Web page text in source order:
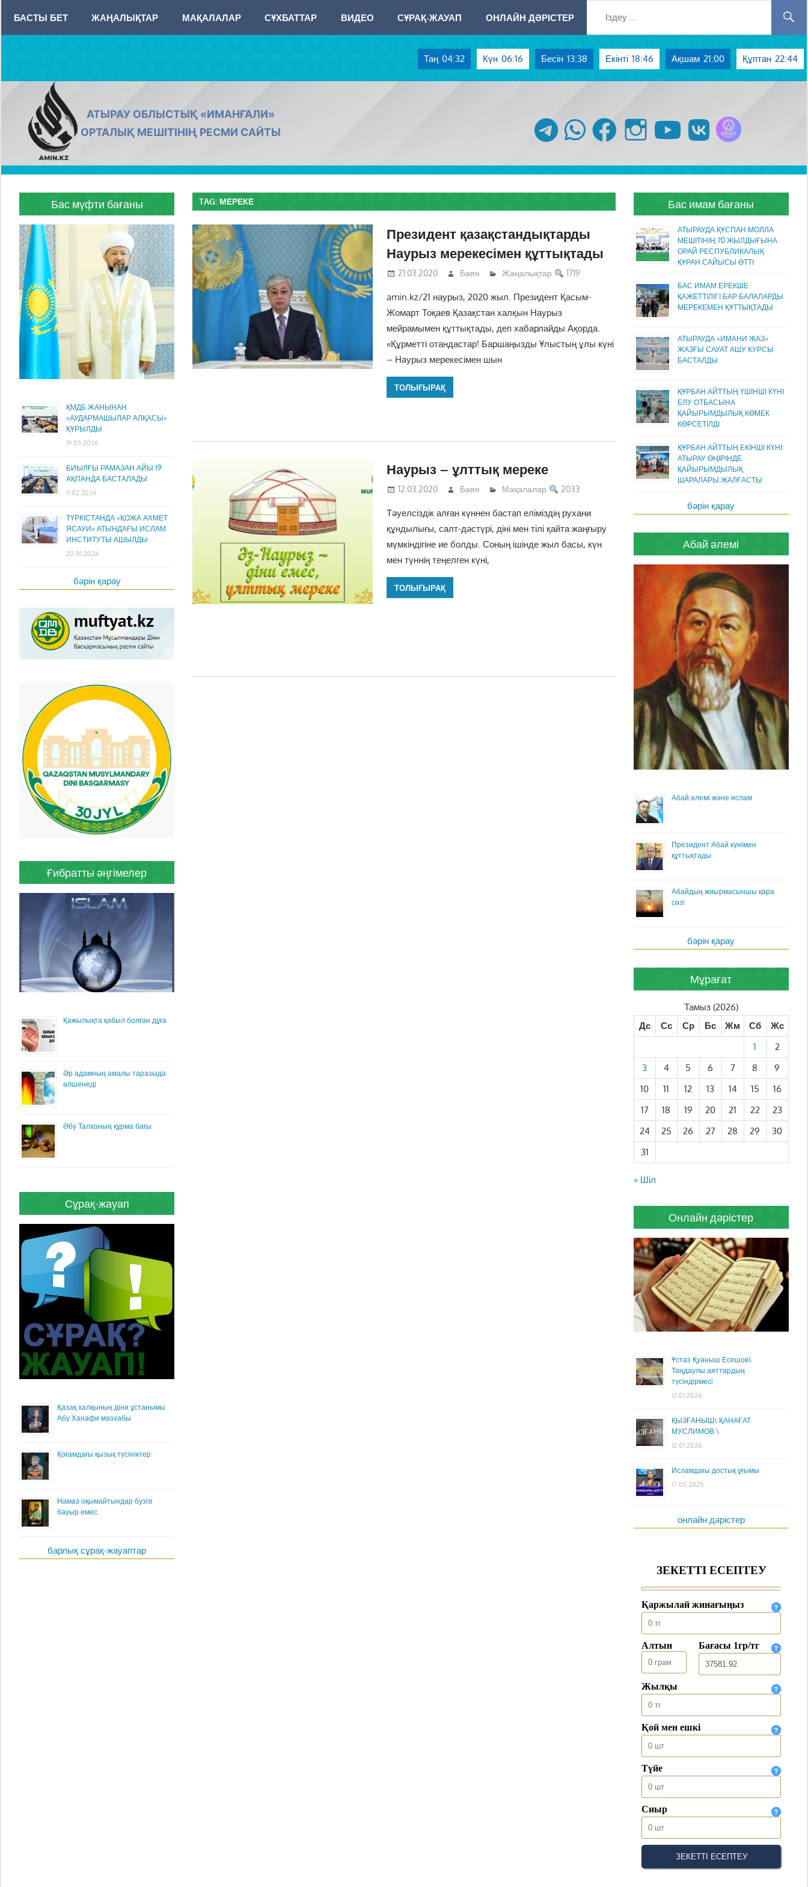
content
БАСТЫ БЕТ ЖАҢАЛЫҚТАР МАҚАЛАЛАР СҰХБАТТАР ВИДЕО СҰРАҚ-ЖАУАП ОНЛАЙН ДӘРІСТЕР
Таң 04:32 Күн 06:16 Бесін 13:38 Екінті 18:46 Ақшам 21:00 Құптан 22:44
AMIN.KZ
АТЫРАУ ОБЛЫСТЫҚ «ИМАНҒАЛИ»
ОРТАЛЫҚ МЕШІТІНІҢ РЕСМИ САЙТЫ
telegram whatsapp facebook instagram youtubevk
TAG: МЕРЕКЕ
Президент қазақстандықтарды
Наурыз мерекесімен құттықтады
21.03.2020 Баян Жаңалықтар 1719
amin.kz/21 наурыз, 2020 жыл. Президент Қасым-
Жомарт Тоқаев Қазақстан халқын Наурыз
мейрамымен құттықтады, деп хабарлайды Ақорда.
«Құрметті отандастар! Баршаңызды Ұлыстың ұлы күні
– Наурыз мерекесімен шын
ТОЛЫҒЫРАҚ
Наурыз – ұлттық мереке
12.03.2020 Баян Мақалалар 2033
Тәуелсіздік алған күннен бастап еліміздің рухани
құндылығы, салт-дәстүрі, діні мен тілі қайта жаңғыру
мүмкіндігіне ие болды. Соның ішінде жыл басы, күн
мен түннің теңелген күні,
ТОЛЫҒЫРАҚ
Бас мүфти бағаны
ҚМДБ ЖАНЫНАН
«АУДАРМАШЫЛАР АЛҚАСЫ»
ҚҰРЫЛДЫ
19.05.2026
БИЫЛҒЫ РАМАЗАН АЙЫ 19
АҚПАНДА БАСТАЛАДЫ
11.02.2026
ТҮРКІСТАНДА «ҚОЖА АХМЕТ
ЯСАУИ» АТЫНДАҒЫ ИСЛАМ
ИНСТИТУТЫ АШЫЛДЫ
20.01.2026
бәрін қарау
Ғибратты әңгімелер
Қажылықта қабыл болған дұға
Әр адамның амалы таразыда
өлшенеді
Әбу Талханың құрма бағы
Сұрақ-жауап
Қазақ халқының діни ұстанымы
Абу Ханафи мазхабы
Қоғамдағы қызық түсініктер
Намаз оқымайтындар бузге
бауыр емес
барлық сұрақ-жауаптар
Бас имам бағаны
АТЫРАУДА ҚҰСПАН МОЛЛА
МЕШІТІНІҢ 70 ЖЫЛДЫҒЫНА
ОРАЙ РЕСПУБЛИКАЛЫҚ
ҚҰРАН САЙЫСЫ ӨТТІ
БАС ИМАМ ЕРЕКШЕ
ҚАЖЕТТІЛІГІ БАР БАЛАЛАРДЫ
МЕРЕКЕМЕН ҚҰТТЫҚТАДЫ
АТЫРАУДА «ИМАНИ ЖАЗ»
ЖАЗҒЫ САУАТ АШУ КУРСЫ
БАСТАЛДЫ
ҚҰРБАН АЙТТЫҢ ҮШІНШІ КҮНІ
ЕЛУ ОТБАСЫНА
ҚАЙЫРЫМДЫЛЫҚ КӨМЕК
КӨРСЕТІЛДІ
ҚҰРБАН АЙТТЫҢ ЕКІНШІ КҮНІ:
АТЫРАУ ӨҢІРІНДЕ
ҚАЙЫРЫМДЫЛЫҚ
ШАРАЛАРЫ ЖАЛҒАСТЫ
бәрін қарау
Абай әлемі
Абай әлемі және ислам
Президент Абай күнімен
құттықтады
Абайдың жиырмасыншы қара
сөзі
бәрін қарау
Мұрағат
Тамыз (2026)
Дс
Сс Ср Бс Жм Сб
Жс
1
2
3
4 5 6 7 8
9
10
11 12 13 14 15
16
17
18 19 20 21 22
23
24
25 26 27 28 29
30
31
« Шіл
Онлайн дәрістер
Ұстаз Қуаныш Есешов\
Таңдаулы аяттардың
түсіндірмесі
12.01.2026
ҚЫЗҒАНЫШ\ ҚАНАҒАТ
МУСЛИМОВ \
12.01.2026
Исламдағы достық ұғымы
17.05.2025
онлайн дәрістер